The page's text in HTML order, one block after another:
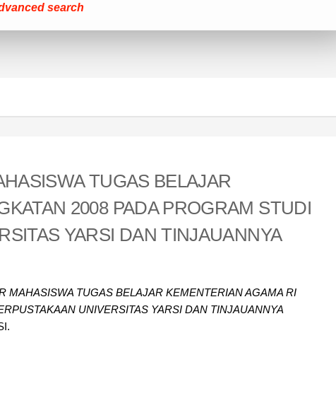
search
TUGAS BELAJAR
2008 PADA PROGRAM STUDI
YARSI DAN TINJAUANNYA
MAHASISWA TUGAS BELAJAR KEMENTERIAN AGAMA RI
UNIVERSITAS YARSI DAN TINJAUANNYA